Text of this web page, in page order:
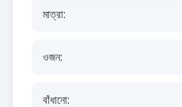
মাত্রা:
ওজন:
বাঁধানো: